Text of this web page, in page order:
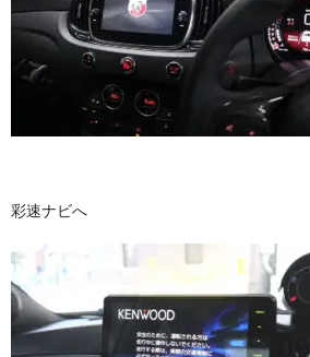
彩速ナビへ